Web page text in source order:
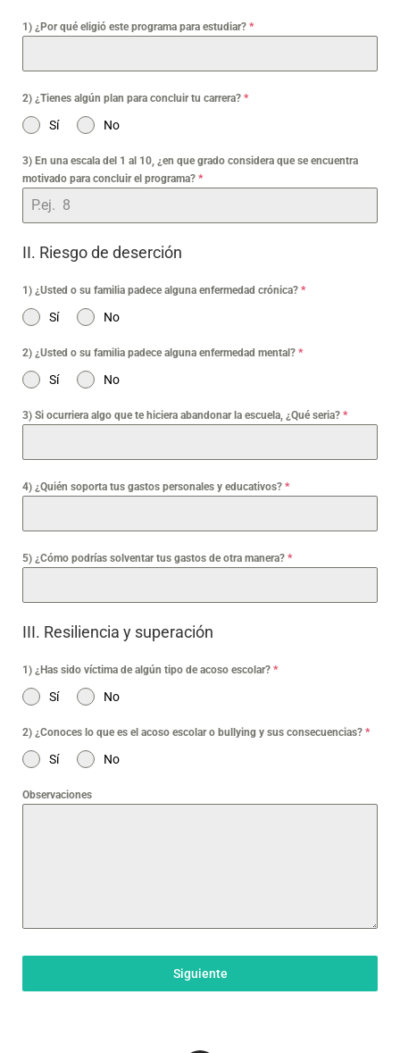
1) ¿Por qué eligió este programa para estudiar? *
2) ¿Tienes algún plan para concluir tu carrera? *
Sí No
3) En una escala del 1 al 10, ¿en que grado considera que se encuentra
motivado para concluir el programa? *
II. Riesgo de deserción
1) ¿Usted o su familia padece alguna enfermedad crónica? *
Sí No
2) ¿Usted o su familia padece alguna enfermedad mental? *
Sí No
3) Si ocurriera algo que te hiciera abandonar la escuela, ¿Qué seria? *
4) ¿Quién soporta tus gastos personales y educativos? *
5) ¿Cómo podrías solventar tus gastos de otra manera? *
III. Resiliencia y superación
1) ¿Has sido víctima de algún tipo de acoso escolar? *
Sí No
2) ¿Conoces lo que es el acoso escolar o bullying y sus consecuencias? *
Sí No
Observaciones
Siguiente